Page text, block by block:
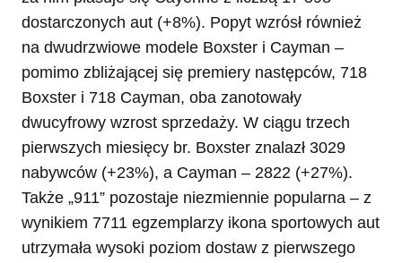
dostarczonych aut (+8%). Popyt wzrósł również
na dwudrzwiowe modele Boxster i Cayman –
pomimo zbliżającej się premiery następców, 718
Boxster i 718 Cayman, oba zanotowały
dwucyfrowy wzrost sprzedaży. W ciągu trzech
pierwszych miesięcy br. Boxster znalazł 3029
nabywców (+23%), a Cayman – 2822 (+27%).
Także „911” pozostaje niezmiennie popularna – z
wynikiem 7711 egzemplarzy ikona sportowych aut
utrzymała wysoki poziom dostaw z pierwszego